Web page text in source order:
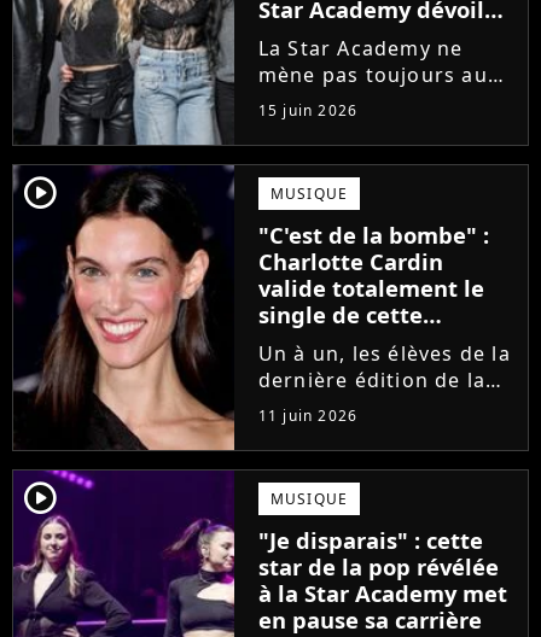
Star Academy dévoile
l'envers du décor du
métier
La Star Academy ne
mène pas toujours au
succès. Après l'échec de
son premier album,
Anisha Jo, gagnante de
la Star Academy 2022, a
vu beaucoup de portes
se fermer. Sur
Instagram, elle...
15 juin 2026
player2 MUSIQUE
"C'est de la bombe" :
Charlotte Cardin
valide totalement le
single de cette
ancienne élève de la
Star Academy
Un à un, les élèves de la
dernière édition de la
Star Academy se font
une place dans le nid.
Dans le sillage d'Ambre,
c'est au tour de Lily
Campa de présenter
son univers à travers...
11 juin 2026
player2 MUSIQUE
"Je disparais" : cette
star de la pop révélée
à la Star Academy met
en pause sa carrière